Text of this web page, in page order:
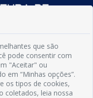
que são
pode consentir com
"Aceitar" ou
em “Minhas opções”.
os tipos de cookies,
coletados, leia nossa